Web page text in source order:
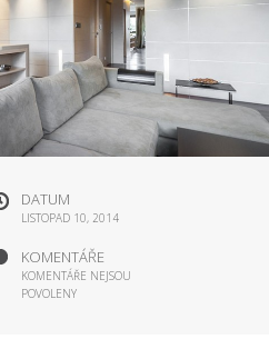
DATUM
LISTOPAD 10, 2014
KOMENTÁŘE
KOMENTÁŘE NEJSOU
POVOLENY